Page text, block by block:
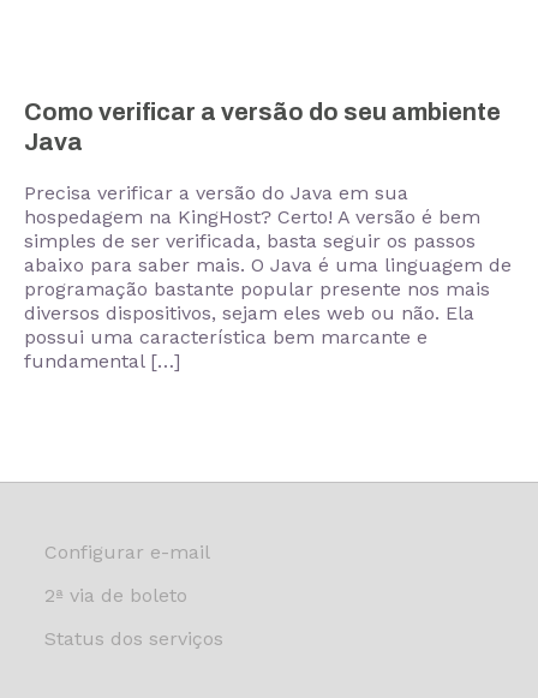
Como verificar a versão do seu ambiente
Java
Precisa verificar a versão do Java em sua
hospedagem na KingHost? Certo! A versão é bem
simples de ser verificada, basta seguir os passos
abaixo para saber mais. O Java é uma linguagem de
programação bastante popular presente nos mais
diversos dispositivos, sejam eles web ou não. Ela
possui uma característica bem marcante e
fundamental […]
Configurar e-mail
2ª via de boleto
Status dos serviços